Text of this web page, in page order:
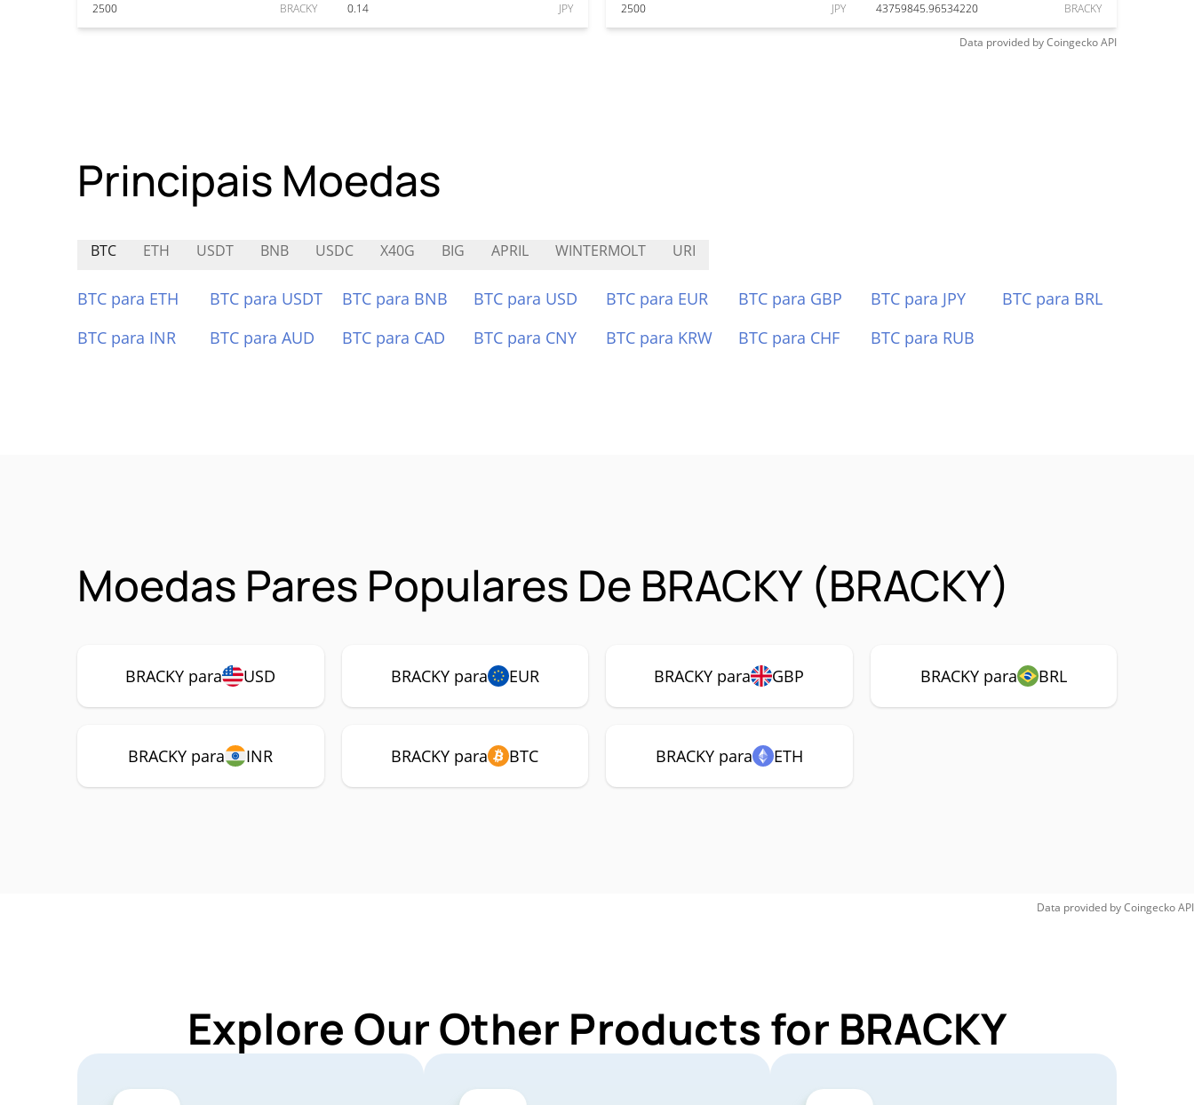
2500 BRACKY 0.14 JPY 2500 JPY 43759845.96534220 BRACKY
Data provided byCoingeckoAPI
Principais Moedas
BTC ETH USDT BNB USDC X40G BIG APRIL WINTERMOLT URI
BTC para ETH BTC para USDT BTC para BNB BTC para USD BTC para EUR BTC para GBP BTC para JPY
BTC para BRL
BTC para INR
BTC para AUD BTC para CAD BTC para CNY BTC para KRW BTC para CHF BTC para RUB
Moedas Pares Populares De BRACKY (BRACKY)
BRACKY para USD BRACKY para EUR BRACKY para GBP BRACKY para BRL
BRACKY para INR BRACKY para BTC BRACKY para ETH
Data provided byCoingeckoAPI
Explore Our Other Products for BRACKY